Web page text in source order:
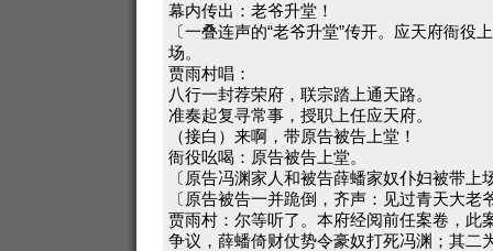
幕内传出：老爷升堂！
〔一叠连声的“老爷升堂”传开。应天府衙役
场。
贾雨村唱：
八行一封荐荣府，联宗踏上通天路。
准奏起复寻常事，授职上任应天府。
（接白）来啊，带原告被告上堂！
衙役吆喝：原告被告上堂。
〔原告冯渊家人和被告薛蟠家奴仆妇被带上
〔原告被告一并跪倒，齐声：见过青天大老
贾雨村：尔等听了。本府经阅前任案卷，此
争议，薛蟠倚财仗势令豪奴打死冯渊；其二